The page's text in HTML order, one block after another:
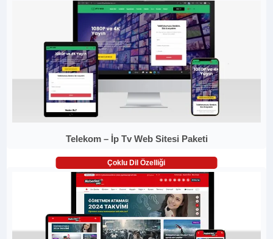
Telekom – İp Tv Web Sitesi Paketi
Çoklu Dil Özelliği